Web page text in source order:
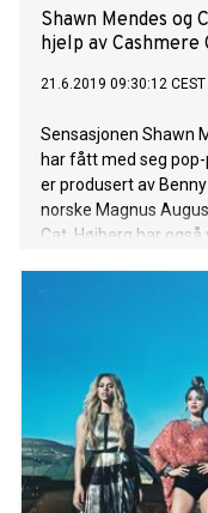
Shawn Mendes og
hjelp av Cashmere
21.6.2019 09:30:12 CEST
Sensasjonen Shawn
har fått med seg
er produsert av
norske Magnus
Cat. Høiberg har
2015, som har over
Låten følger opp
har solgt til gull i
millioner ganger på